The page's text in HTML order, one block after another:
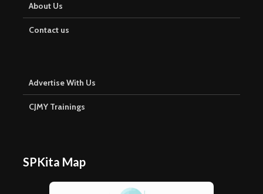
About Us
Contact us
Advertise With Us
CJMY Trainings
SPKita Map